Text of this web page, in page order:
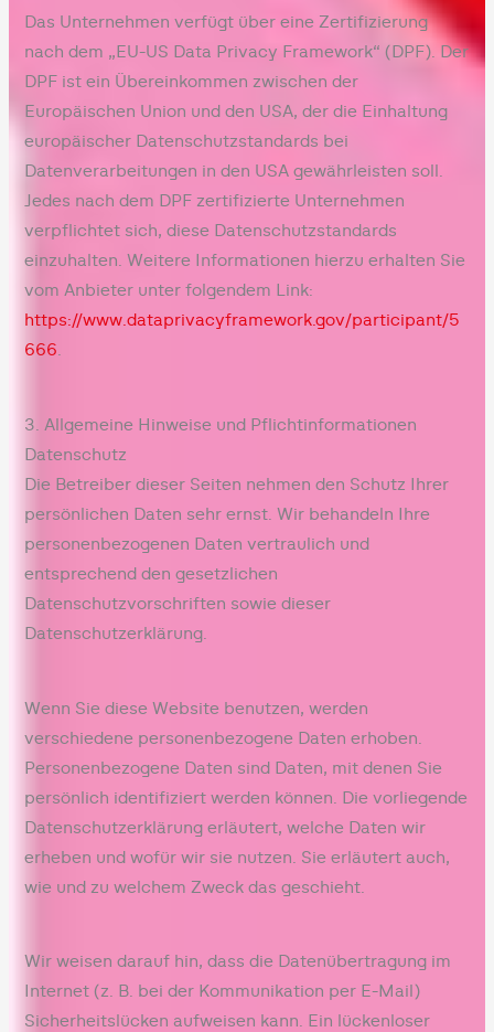
Das Unternehmen verfügt über eine Zertifizierung
nach dem „EU-US Data Privacy Framework“ (DPF). Der
DPF ist ein Übereinkommen zwischen der
Europäischen Union und den USA, der die Einhaltung
europäischer Datenschutzstandards bei
Datenverarbeitungen in den USA gewährleisten soll.
Jedes nach dem DPF zertifizierte Unternehmen
verpflichtet sich, diese Datenschutzstandards
einzuhalten. Weitere Informationen hierzu erhalten Sie
vom Anbieter unter folgendem Link:
https://www.dataprivacyframework.gov/participant/5
666
3. Allgemeine Hinweise und Pflicht­informationen
Datenschutz
Die Betreiber dieser Seiten nehmen den Schutz Ihrer
persönlichen Daten sehr ernst. Wir behandeln Ihre
personenbezogenen Daten vertraulich und
entsprechend den gesetzlichen
Datenschutzvorschriften sowie dieser
Datenschutzerklärung.
Wenn Sie diese Website benutzen, werden
verschiedene personenbezogene Daten erhoben.
Personenbezogene Daten sind Daten, mit denen Sie
persönlich identifiziert werden können. Die vorliegende
Datenschutzerklärung erläutert, welche Daten wir
erheben und wofür wir sie nutzen. Sie erläutert auch,
wie und zu welchem Zweck das geschieht.
Wir weisen darauf hin, dass die Datenübertragung im
Internet (z. B. bei der Kommunikation per E-Mail)
Sicherheitslücken aufweisen kann. Ein lückenloser